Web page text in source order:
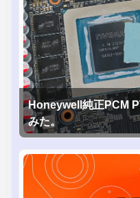
Honeywell純正PCM
みた。